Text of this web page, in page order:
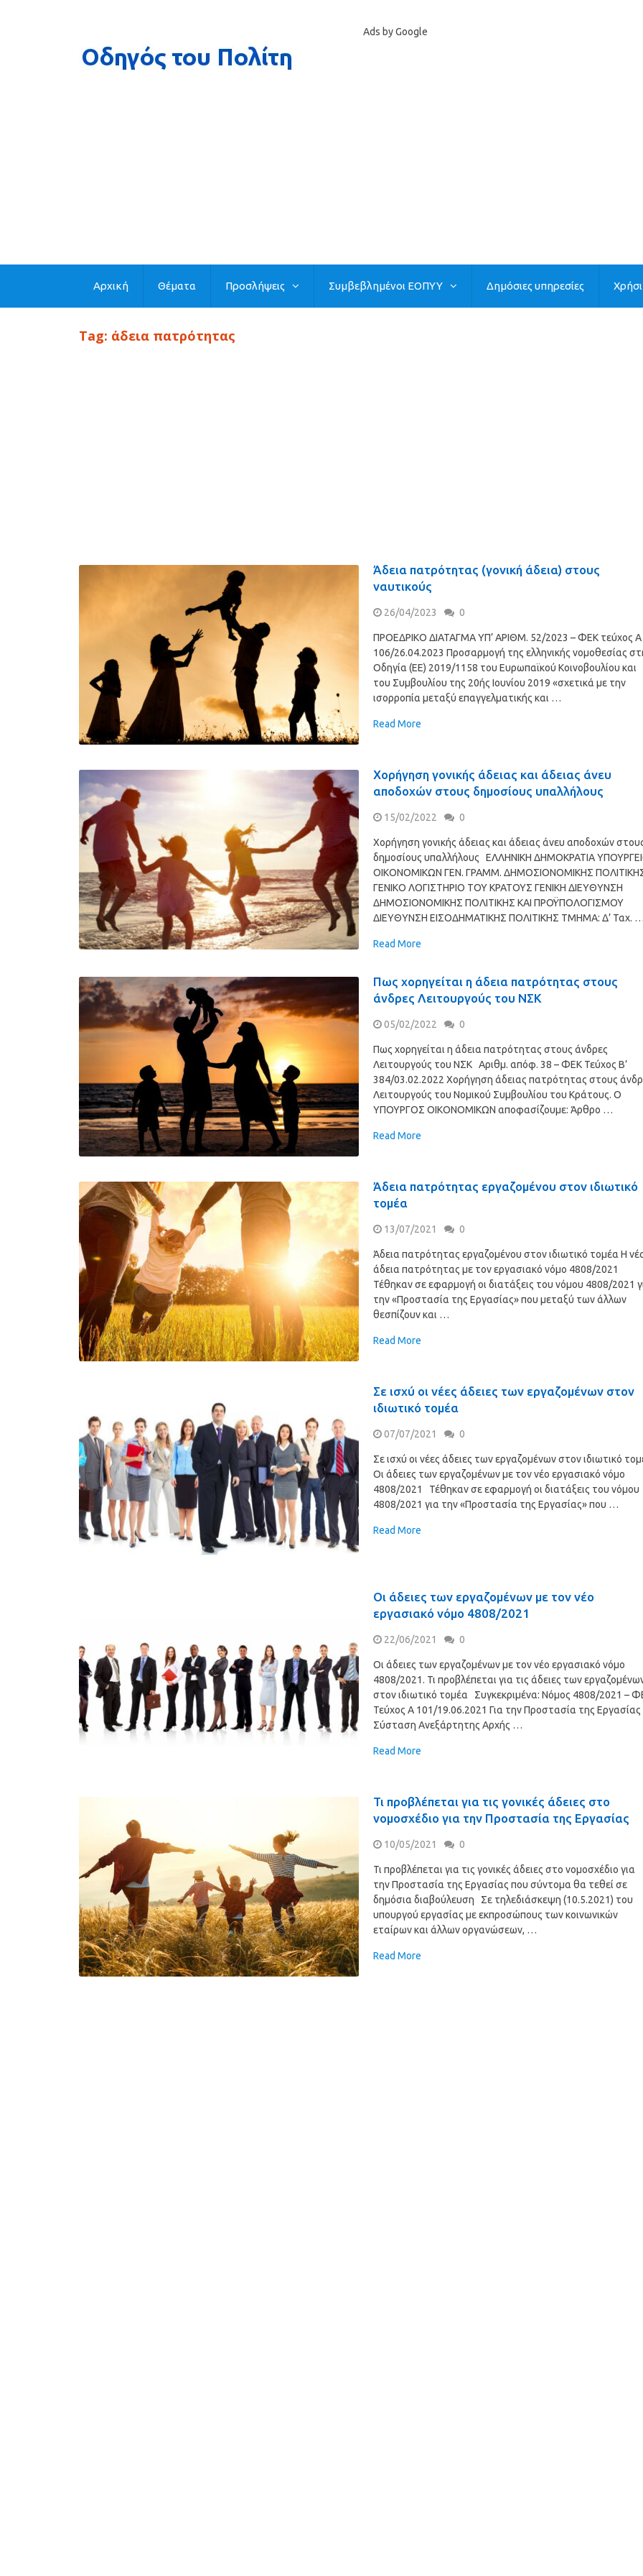
Ads by Google
Αρχική Θέματα Προσλήψεις Συμβεβλημένοι ΕΟΠΥΥ Δημόσιες υπηρεσίες
Tag: άδεια πατρότητας
Άδεια πατρότητας (γονική άδεια) στους
ναυτικούς
26/04/2023 0
ΠΡΟΕΔΡΙΚΟ ΔΙΑΤΑΓΜΑ ΥΠ’ ΑΡΙΘΜ. 52/2023 – ΦΕΚ τεύχος Α
106/26.04.2023 Προσαρμογή της ελληνικής νομοθεσίας
Οδηγία (ΕΕ) 2019/1158 του Ευρωπαϊκού Κοινοβουλίου και
του Συμβουλίου της 20ής Ιουνίου 2019 «σχετικά με την
ισορροπία μεταξύ επαγγελματικής και …
Read More
Χορήγηση γονικής άδειας και άδειας άνευ
αποδοχών στους δημοσίους υπαλλήλους
15/02/2022 0
Χορήγηση γονικής άδειας και άδειας άνευ αποδοχών
δημοσίους υπαλλήλους ΕΛΛΗΝΙΚΗ ΔΗΜΟΚΡΑΤΙΑ
ΟΙΚΟΝΟΜΙΚΩΝ ΓΕΝ. ΓΡΑΜΜ. ΔΗΜΟΣΙΟΝΟΜΙΚΗΣ
ΓΕΝΙΚΟ ΛΟΓΙΣΤΗΡΙΟ ΤΟΥ ΚΡΑΤΟΥΣ ΓΕΝΙΚΗ ΔΙΕΥΘΥΝΣΗ
ΔΗΜΟΣΙΟΝΟΜΙΚΗΣ ΠΟΛΙΤΙΚΗΣ ΚΑΙ ΠΡΟΫΠΟΛΟΓΙΣΜΟΥ
ΔΙΕΥΘΥΝΣΗ ΕΙΣΟΔΗΜΑΤΙΚΗΣ ΠΟΛΙΤΙΚΗΣ ΤΜΗΜΑ: Δ’ Ταχ. …
Read More
Πως χορηγείται η άδεια πατρότητας στους
άνδρες Λειτουργούς του ΝΣΚ
05/02/2022 0
Πως χορηγείται η άδεια πατρότητας στους άνδρες
Λειτουργούς του ΝΣΚ Αριθμ. απόφ. 38 – ΦΕΚ Τεύχος B’
384/03.02.2022 Χορήγηση άδειας πατρότητας στους
Λειτουργούς του Νομικού Συμβουλίου του Κράτους. Ο
ΥΠΟΥΡΓΟΣ ΟΙΚΟΝΟΜΙΚΩΝ αποφασίζουμε: Άρθρο …
Read More
Άδεια πατρότητας εργαζομένου στον ιδιωτικό
τομέα
13/07/2021 0
Άδεια πατρότητας εργαζομένου στον ιδιωτικό τομέα Η
άδεια πατρότητας με τον εργασιακό νόμο 4808/2021
Τέθηκαν σε εφαρμογή οι διατάξεις του νόμου 4808/2021
την «Προστασία της Εργασίας» που μεταξύ των άλλων
θεσπίζουν και …
Read More
Σε ισχύ οι νέες άδειες των εργαζομένων στον
ιδιωτικό τομέα
07/07/2021 0
Σε ισχύ οι νέες άδειες των εργαζομένων στον ιδιωτικό
Οι άδειες των εργαζομένων με τον νέο εργασιακό νόμο
4808/2021 Τέθηκαν σε εφαρμογή οι διατάξεις του νόμου
4808/2021 για την «Προστασία της Εργασίας» που …
Read More
Οι άδειες των εργαζομένων με τον νέο
εργασιακό νόμο 4808/2021
22/06/2021 0
Οι άδειες των εργαζομένων με τον νέο εργασιακό νόμο
4808/2021. Τι προβλέπεται για τις άδειες των
στον ιδιωτικό τομέα Συγκεκριμένα: Νόμος 4808/2021 –
Τεύχος A 101/19.06.2021 Για την Προστασία της Εργασίας
Σύσταση Ανεξάρτητης Αρχής …
Read More
Τι προβλέπεται για τις γονικές άδειες στο
νομοσχέδιο για την Προστασία της Εργασίας
10/05/2021 0
Τι προβλέπεται για τις γονικές άδειες στο νομοσχέδιο για
την Προστασία της Εργασίας που σύντομα θα τεθεί σε
δημόσια διαβούλευση Σε τηλεδιάσκεψη (10.5.2021) του
υπουργού εργασίας με εκπροσώπους των κοινωνικών
εταίρων και άλλων οργανώσεων, …
Read More